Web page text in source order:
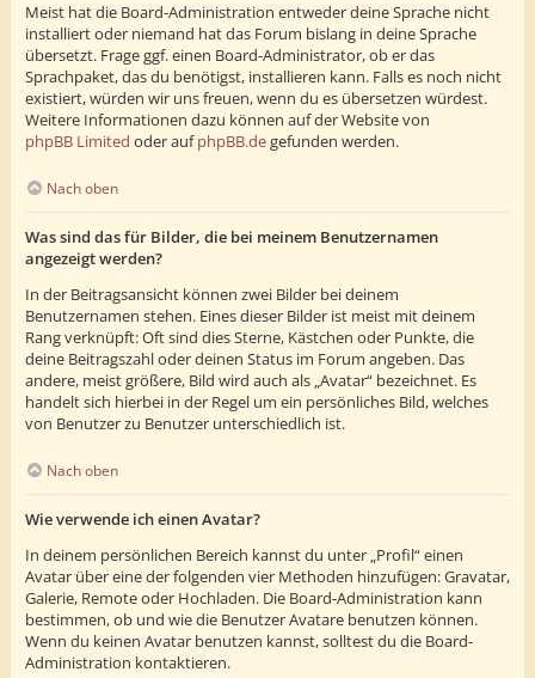
Meist hat die Board-Administration entweder deine Sprache nicht
installiert oder niemand hat das Forum bislang in deine Sprache
übersetzt. Frage ggf. einen Board-Administrator, ob er das
Sprachpaket, das du benötigst, installieren kann. Falls es noch nicht
existiert, würden wir uns freuen, wenn du es übersetzen würdest.
Weitere Informationen dazu können auf der Website von
phpBB Limited oder aufphpBB.degefunden werden.
Nach oben
Was sind das für Bilder, die bei meinem Benutzernamen
angezeigt werden?
In der Beitragsansicht können zwei Bilder bei deinem
Benutzernamen stehen. Eines dieser Bilder ist meist mit deinem
Rang verknüpft: Oft sind dies Sterne, Kästchen oder Punkte, die
deine Beitragszahl oder deinen Status im Forum angeben. Das
andere, meist größere, Bild wird auch als „Avatar“ bezeichnet. Es
handelt sich hierbei in der Regel um ein persönliches Bild, welches
von Benutzer zu Benutzer unterschiedlich ist.
Nach oben
Wie verwende ich einen Avatar?
In deinem persönlichen Bereich kannst du unter „Profil“ einen
Avatar über eine der folgenden vier Methoden hinzufügen: Gravatar,
Galerie, Remote oder Hochladen. Die Board-Administration kann
bestimmen, ob und wie die Benutzer Avatare benutzen können.
Wenn du keinen Avatar benutzen kannst, solltest du die Board-
Administration kontaktieren.